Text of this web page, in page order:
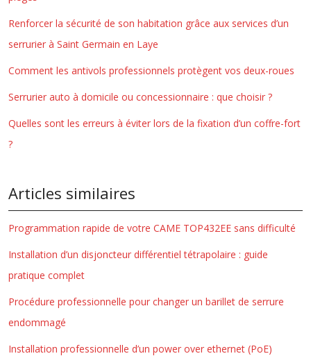
Renforcer la sécurité de son habitation grâce aux services d’un
serrurier à Saint Germain en Laye
Comment les antivols professionnels protègent vos deux-roues
Serrurier auto à domicile ou concessionnaire : que choisir ?
Quelles sont les erreurs à éviter lors de la fixation d’un coffre-fort
?
Articles similaires
Programmation rapide de votre CAME TOP432EE sans difficulté
Installation d’un disjoncteur différentiel tétrapolaire : guide
pratique complet
Procédure professionnelle pour changer un barillet de serrure
endommagé
Installation professionnelle d’un power over ethernet (PoE)